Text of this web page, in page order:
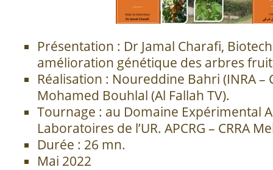
Présentation : Dr Jamal Charafi,
amélioration génétique des arbres
Réalisation : Noureddine Bahri (INRA –
Mohamed Bouhlal (Al Fallah TV).
Tournage : au Domaine Expérimental
Laboratoires de l’UR. APCRG – CRRA
Durée : 26 mn.
Mai 2022